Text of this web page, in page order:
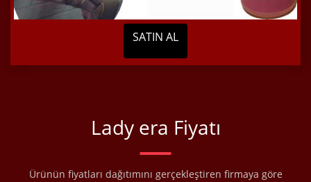
SATIN AL
Lady era Fiyatı
Ürünün fiyatları dağıtımını gerçekleştiren firmaya göre